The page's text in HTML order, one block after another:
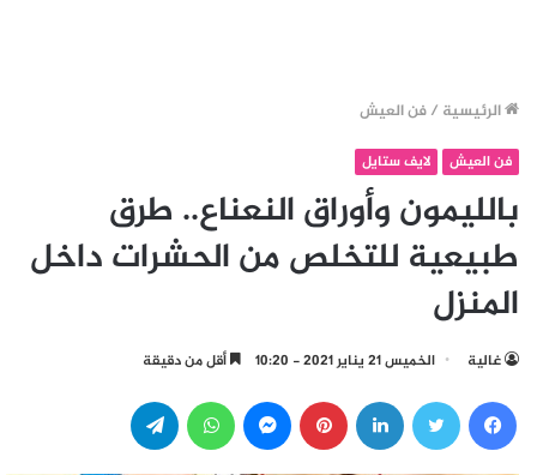
الرئيسية /فن العيش
فن العيش لايف ستايل
بالليمون وأوراق النعناع.. طرق
طبيعية للتخلص من الحشرات داخل
المنزل
غالية الخميس 21 يناير 2021 - 10:20 أقل من دقيقة